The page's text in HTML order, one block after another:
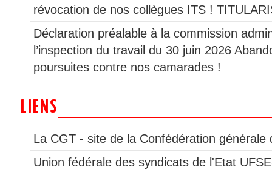
révocation de nos collègues ITS !
Déclaration préalable à la commission
l’inspection du travail du 30 juin 2026
poursuites contre nos camarades !
LIENS
La CGT - site de la Confédération générale
Union fédérale des syndicats de l'Etat